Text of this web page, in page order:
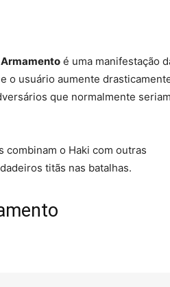
é uma manifestação
o usuário aumente
que normalmente seriam
combinam o Haki com outras
titãs nas batalhas.